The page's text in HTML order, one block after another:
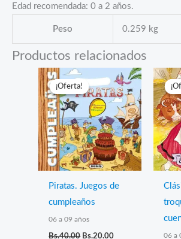
Edad recomendada: 0 a 2 años.
Peso 0.259 kg
Productos relacionados
¡Oferta!
¡Oferta!
Piratas. Juegos de
cumpleaños
06 a 09 años
Bs.40.00 El
Bs.20.00 06 a